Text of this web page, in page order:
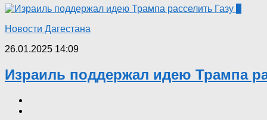
Новости Дагестана
26.01.2025 14:09
Израиль поддержал идею Трампа